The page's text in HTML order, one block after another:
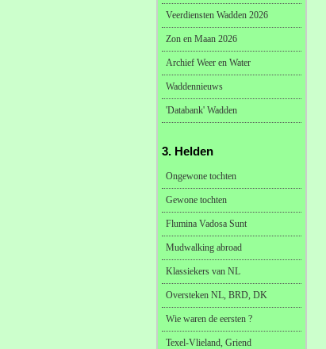
Veerdiensten Wadden 2026
Zon en Maan 2026
Archief Weer en Water
Waddennieuws
'Databank' Wadden
3. Helden
Ongewone tochten
Gewone tochten
Flumina Vadosa Sunt
Mudwalking abroad
Klassiekers van NL
Oversteken NL, BRD, DK
Wie waren de eersten ?
Texel-Vlieland, Griend